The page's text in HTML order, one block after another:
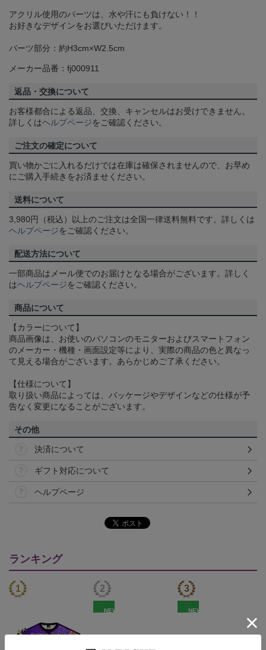
アクリル使用のパーツは、水や汗にも負けない！！
お好きなデザインをお選びいただけます。
パーツ部分：約H3cm×W2.5cm
メーカー品番：fj000911
返品・交換について
お客様都合による返品、交換、キャンセルはお受けできません。
詳しくはヘルプページをご確認ください。
ご注文の確定について
買い物かごに入れるだけでは在庫は確保されませんので、お早め
にご購入手続きをお済ませください。
送料について
3,980円（税込）以上のご注文は全国一律送料無料です。詳しくは
ヘルプページをご確認ください。
配送方法について
一部商品はメール便でのお届けとなる場合がございます。詳しく
はヘルプページをご確認ください。
商品について
【カラーについて】
商品画像は、お使いのパソコンのモニターおよびスマートフォン
のメーカー・機種・画面設定等により、実際の商品の色と異なっ
て見える場合がございます。あらかじめご了承ください。
【仕様について】
取り扱い商品によっては、パッケージやデザインなどの仕様が予
告なく変更になることがございます。
その他
決済について
ギフト対応について
ヘルプページ
ランキング
NEW NEW